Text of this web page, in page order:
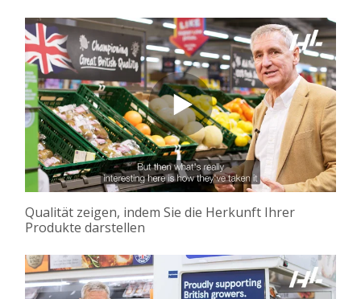
Qualität zeigen, indem Sie die Herkunft Ihrer
Produkte darstellen